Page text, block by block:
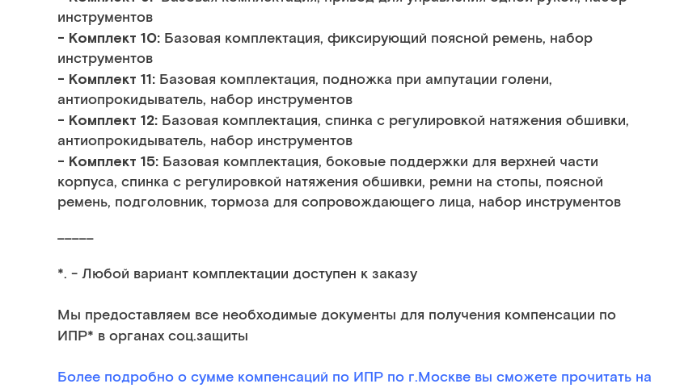
инструментов
- Комплект 10: Базовая комплектация, фиксирующий поясной ремень, набор
инструментов
- Комплект 11: Базовая комплектация, подножка при ампутации голени,
антиопрокидыватель, набор инструментов
- Комплект 12: Базовая комплектация, спинка с регулировкой натяжения обшивки,
антиопрокидыватель, набор инструментов
- Комплект 15: Базовая комплектация, боковые поддержки для верхней части
корпуса, спинка с регулировкой натяжения обшивки, ремни на стопы, поясной
ремень, подголовник, тормоза для сопровождающего лица, набор инструментов
_____
*. - Любой вариант комплектации доступен к заказу
Мы предоставляем все необходимые документы для получения компенсации по
ИПР* в органах соц.защиты
Более подробно о сумме компенсаций по ИПР по г.Москве вы сможете прочитать на